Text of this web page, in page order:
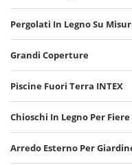
Pergolati In Legno Su
Grandi Coperture
Piscine Fuori Terra INTEX
Chioschi In Legno Per Fiere
Arredo Esterno Per